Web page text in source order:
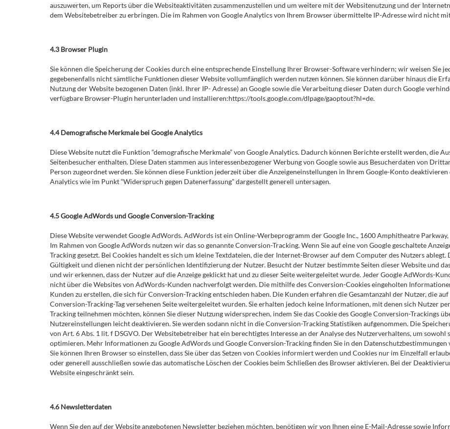
auszuwerten, um Reports über die Websiteaktivitäten zusammenzustellen und um weitere mit der Websitenutzung und der
dem Websitebetreiber zu erbringen. Die im Rahmen von Google Analytics von Ihrem Browser übermittelte IP-Adresse wird nicht
4.3 Browser Plugin
Sie können die Speicherung der Cookies durch eine entsprechende Einstellung Ihrer Browser-Software verhindern; wir weisen Sie
gegebenenfalls nicht sämtliche Funktionen dieser Website vollumfänglich werden nutzen können. Sie können darüber hinaus die
Nutzung der Website bezogenen Daten (inkl. Ihrer IP- Adresse) an Google sowie die Verarbeitung dieser Daten durch Google
verfügbare Browser-Plugin herunterladen und installieren:https://tools.google.com/dlpage/gaoptout?hl=de.
4.4 Demografische Merkmale bei Google Analytics
Diese Website nutzt die Funktion “demografische Merkmale” von Google Analytics. Dadurch können Berichte erstellt werden, die
Seitenbesucher enthalten. Diese Daten stammen aus interessenbezogener Werbung von Google sowie aus Besucherdaten von
Person zugeordnet werden. Sie können diese Funktion jederzeit über die Anzeigeneinstellungen in Ihrem Google-Konto
Analytics wie im Punkt “Widerspruch gegen Datenerfassung” dargestellt generell untersagen.
4.5 Google AdWords und Google Conversion-Tracking
Diese Website verwendet Google AdWords. AdWords ist ein Online-Werbeprogramm der Google Inc., 1600 Amphitheatre Parkway,
Im Rahmen von Google AdWords nutzen wir das so genannte Conversion-Tracking. Wenn Sie auf eine von Google geschaltete
Tracking gesetzt. Bei Cookies handelt es sich um kleine Textdateien, die der Internet-Browser auf dem Computer des Nutzers ablegt.
Gültigkeit und dienen nicht der persönlichen Identifizierung der Nutzer. Besucht der Nutzer bestimmte Seiten dieser Website und
und wir erkennen, dass der Nutzer auf die Anzeige geklickt hat und zu dieser Seite weitergeleitet wurde. Jeder Google AdWords-
nicht über die Websites von AdWords-Kunden nachverfolgt werden. Die mithilfe des Conversion-Cookies eingeholten
Kunden zu erstellen, die sich für Conversion-Tracking entschieden haben. Die Kunden erfahren die Gesamtanzahl der Nutzer, die
Conversion-Tracking-Tag versehenen Seite weitergeleitet wurden. Sie erhalten jedoch keine Informationen, mit denen sich Nutzer
Tracking teilnehmen möchten, können Sie dieser Nutzung widersprechen, indem Sie das Cookie des Google Conversion-Trackings
Nutzereinstellungen leicht deaktivieren. Sie werden sodann nicht in die Conversion-Tracking Statistiken aufgenommen. Die
von Art. 6 Abs. 1 lit. f DSGVO. Der Websitebetreiber hat ein berechtigtes Interesse an der Analyse des Nutzerverhaltens, um sowohl
optimieren. Mehr Informationen zu Google AdWords und Google Conversion-Tracking finden Sie in den
Sie können Ihren Browser so einstellen, dass Sie über das Setzen von Cookies informiert werden und Cookies nur im Einzelfall
oder generell ausschließen sowie das automatische Löschen der Cookies beim Schließen des Browser aktivieren. Bei der
Website eingeschränkt sein.
4.6 Newsletterdaten
Wenn Sie den auf der Website angebotenen Newsletter beziehen möchten, benötigen wir von Ihnen eine E-Mail-Adresse sowie